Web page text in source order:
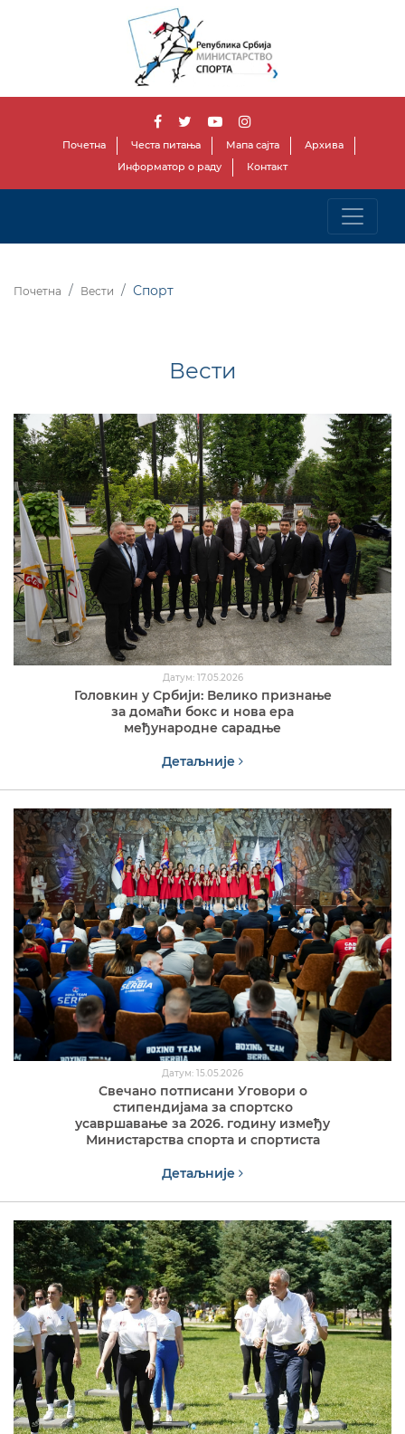
Почетна Честа питања Мапа сајта
Архива
Информатор о раду
Контакт
Почетна Вести Спорт
Вести
Датум: 17.05.2026
Головкин у Србији: Велико признање
за домаћи бокс и нова ера
међународне сарадње
Детаљније
Датум: 15.05.2026
Свечано потписани Уговори о
стипендијама за спортско
усавршавање за 2026. годину између
Министарства спорта и спортиста
Детаљније